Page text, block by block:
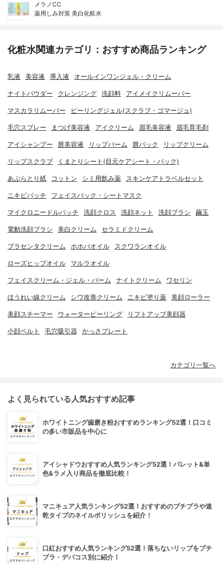
メラノCC
薬用しみ対策 美白化粧水
化粧水関連カテゴリ：おすすめ商品ランキング
乳液 美容液 導入液 オールインワンジェル・クリーム
ナイトパウダー クレンジング 洗顔料 アイメイクリムーバー
マスカラリムーバー ピーリングジェル(スクラブ・ゴマージュ)
毛穴スプレー まつげ美容液 アイクリーム 眉毛美容液 眉毛育毛剤
アイシャンプー 唇美容液 リップバーム 唇パック リップクリーム
リップスクラブ くまとりシート(目元ケアシート・パック)
あぶらとり紙 コットン シミ用飲み薬 スキンケアトラベルセット
ニキビパッチ フェイスパック・シートマスク
マイクロニードルパッチ 洗顔クロス 洗顔ネット 洗顔ブラシ 繭玉
電動洗顔ブラシ 美白クリーム セラミドクリーム
プラセンタクリーム ホホバオイル スクワランオイル
ローズヒップオイル マルラオイル
フェイスクリーム・ジェル・バーム ナイトクリーム ワセリン
ほうれい線クリーム シワ改善クリーム ニキビ塗り薬 美顔ローラー
美顔スチーマー ウォーターピーリング リフトアップ美顔器
小顔ベルト 毛穴吸引器 かっさプレート
カテゴリ一覧へ
よく見られている人気おすすめ記事
ホワイトニング歯磨き粉おすすめランキング52選！口コミ
の多い市販品を中心に
アイシャドウおすすめ人気ランキング52選！パレット&単
色&ラメ入り商品を徹底比較！
マニキュア人気ランキング52選！おすすめのプチプラや速
乾タイプのネイルポリッシュを紹介！
口紅おすすめ人気ランキング52選！落ちないリップをプチ
プラ・デパコス別に紹介！